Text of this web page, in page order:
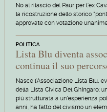
No al rilascio del Paur per l'ex
la ricostruzione dello storico
approvate con votazione
POLITICA
Lista Blu diventa
continua il suo
Nasce l'Associazione Lista Blu,
della Lista Civica Del Ghingaro:
più strutturata a un'esperienza
anni, ha fatto del civismo un